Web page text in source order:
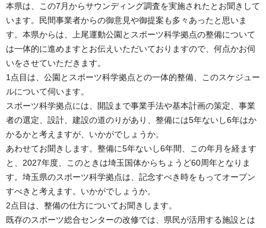
本県は、この7月からサウンディング調査を実施されたとお聞きして
います。民間事業者からの御意見や御提案も多々あったと思いま
す。本県からは、上尾運動公園とスポーツ科学拠点の整備について
は一体的に進めますとお伝えいただいておりますので、何点かお伺
いをさせていただきます。
1点目は、公園とスポーツ科学拠点との一体的整備、このスケジュー
ルについて伺います。
スポーツ科学拠点には、開設まで事業手法や基本計画の策定、事業
者の選定、設計、建設の道のりがあり、整備には5年ないし6年はか
かるかと考えますが、いかがでしょうか。
あわせてお聞きします。整備に5年ないし6年間、この年月を経ます
と、2027年度、このときは埼玉国体からちょうど60周年となりま
す。埼玉県のスポーツ科学拠点は、記念すべき時をもってオープン
すべきと考えます。いかがでしょうか。
2点目は、整備の仕方についてお聞きします。
既存のスポーツ総合センターの改修では、県民が活用する施設とは